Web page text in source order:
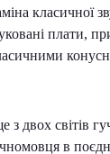
класичної
плати,
двох світів
в